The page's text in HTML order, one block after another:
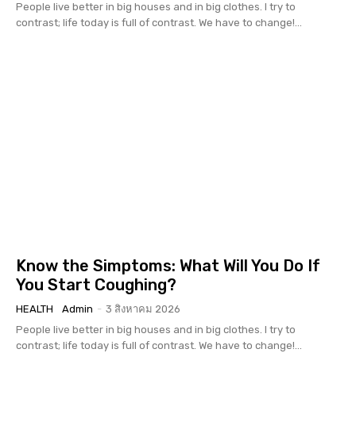
People live better in big houses and in big clothes. I try to
contrast; life today is full of contrast. We have to change!...
Know the Simptoms: What Will You Do If
You Start Coughing?
HEALTH Admin - 3 สิงหาคม 2026
People live better in big houses and in big clothes. I try to
contrast; life today is full of contrast. We have to change!...